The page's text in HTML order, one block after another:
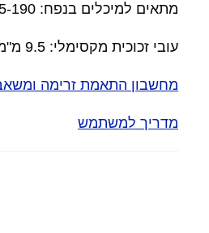
מתאים למיכלים בנפח: 9.5-190 ליטר.
עובי זכוכית מקסימלי: 9.5 מ"מ.
מחשבון התאמת זרימה
מדריך למשתמש